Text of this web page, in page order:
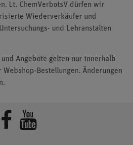
Lt. ChemVerbotsV dürfen wir
Wiederverkäufer und
und Lehranstalten
Angebote gelten nur innerhalb
Webshop-Bestellungen. Änderungen